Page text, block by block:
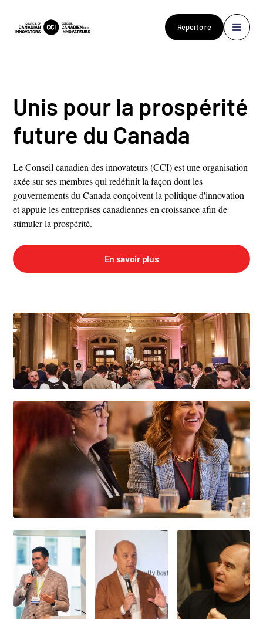
Répertoire
Unis pour la prospérité
future du Canada
Le Conseil canadien des innovateurs (CCI) est une organisation
axée sur ses membres qui redéfinit la façon dont les
gouvernements du Canada conçoivent la politique d'innovation
et appuie les entreprises canadiennes en croissance afin de
stimuler la prospérité.
En savoir plus